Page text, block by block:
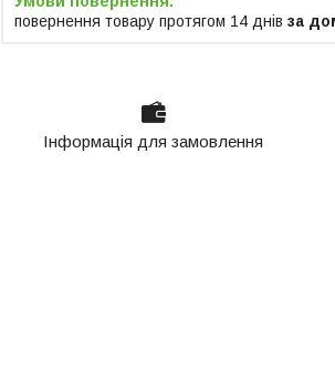
повернення товару протягом 14 днів за
Інформація для замовлення